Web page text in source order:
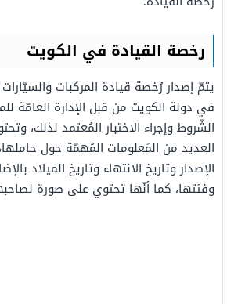
رخصة القيادة في الكويت
يتمّ إصدار رُخصة قيادة المركبات
في دولة الكويت من قبل الإدارة العامّة
الشّروط وإجراء الاختبار المُعتمد لذلك،
العديد من المَعلومات المُهمّة حول
الإصدار وتاريخ الانتهاء وتاريخ الميلاد
وفئتها، كما أنّها تحتوي على صورة